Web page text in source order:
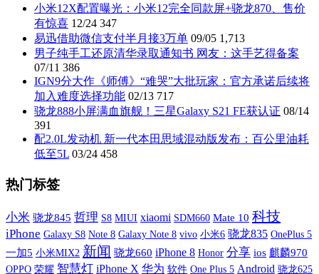
小米12X配置曝光：小米12完全同款屏+骁龙870、售价
有惊喜 12/24 347
易迅借助微信支付半月接3万单 09/05 1,713
男子纯手工还原清华录取通知书 网友：这手艺得备案
07/11 386
IGN9分大作《师傅》“难哭”大批玩家：官方承诺后续将
加入难度选择功能 02/13 717
骁龙888小屏满血旗舰！三星Galaxy S21 FE获认证 08/14
391
配2.0L发动机 新一代本田思域混动版发布：百公里油耗
低至5L 03/24 458
热门标签
小米 骁龙845 哲理 S8 MIUI xiaomi SDM660 Mate 10 科技
iPhone Galaxy S8 Note 8 Galaxy Note 8 vivo 小米6 骁龙835 OnePlus 5
一加5 小米MIX2 新闻 骁龙660 iPhone 8 Honor 分享 ios 麒麟970
OPPO 荣耀 智慧灯 iPhone X 华为 软件 One Plus 5 Android 骁龙625